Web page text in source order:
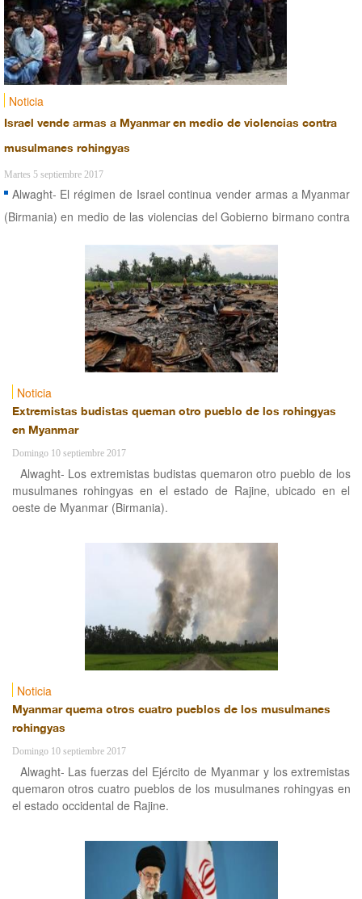
Noticia
Israel vende armas a Myanmar en medio de violencias contra
musulmanes rohingyas
Martes 5 septiembre 2017
Alwaght- El régimen de Israel continua vender armas a Myanmar
(Birmania) en medio de las violencias del Gobierno birmano contra
Noticia
Extremistas budistas queman otro pueblo de los rohingyas
en Myanmar
Domingo 10 septiembre 2017
Alwaght- Los extremistas budistas quemaron otro pueblo de los
musulmanes rohingyas en el estado de Rajine, ubicado en el
oeste de Myanmar (Birmania).
Noticia
Myanmar quema otros cuatro pueblos de los musulmanes
rohingyas
Domingo 10 septiembre 2017
Alwaght- Las fuerzas del Ejército de Myanmar y los extremistas
quemaron otros cuatro pueblos de los musulmanes rohingyas en
el estado occidental de Rajine.